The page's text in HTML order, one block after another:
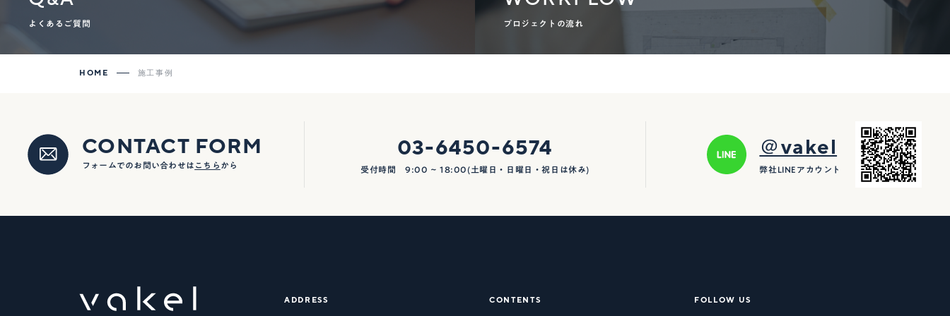
よくあるご質問 プロジェクトの流れ
HOME 施工事例
CONTACT FORM
フォームでのお問い合わせは こちら から
03-6450-6574
受付時間 9:00 ~ 18:00(土曜日・日曜日・祝日は休み)
＠vakel
弊社LINEアカウント
ADDRESS CONTENTS FOLLOW US